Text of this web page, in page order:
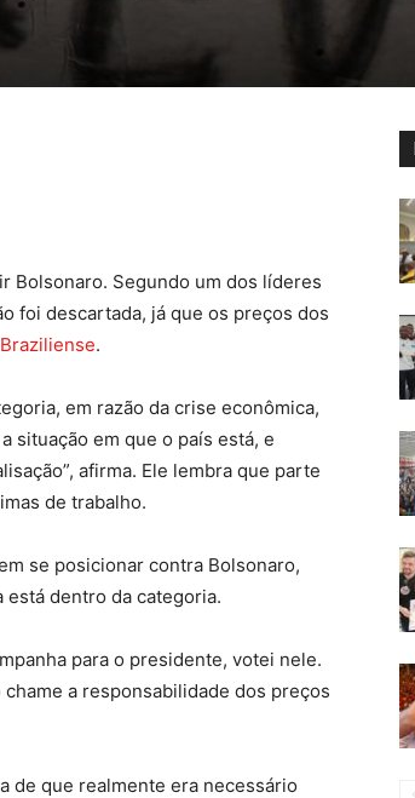
Bolsonaro. Segundo um dos líderes
foi descartada, já que os preços dos
.
em razão da crise econômica,
situação em que o país está, e
afirma. Ele lembra que parte
de trabalho.
se posicionar contra Bolsonaro,
dentro da categoria.
para o presidente, votei nele.
a responsabilidade dos preços
de que realmente era necessário